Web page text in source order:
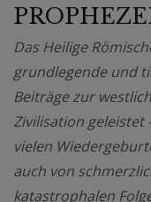
Das Heilige
grundlegende und
Beiträge zur
Zivilisation geleistet
vielen
auch von
katastrophalen